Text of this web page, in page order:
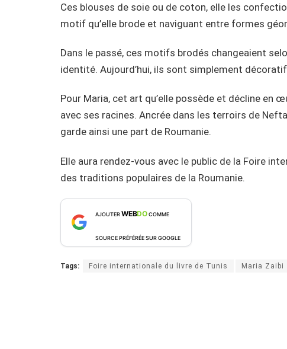
Ces blouses de soie ou de coton, elle les
motif qu’elle brode et naviguant entre formes
Dans le passé, ces motifs brodés changeaient
identité. Aujourd’hui, ils sont simplement
Pour Maria, cet art qu’elle possède et décline en
avec ses racines. Ancrée dans les terroirs de
garde ainsi une part de Roumanie.
Elle aura rendez-vous avec le public de la Foire
des traditions populaires de la Roumanie.
AJOUTERWEBDOCOMME
SOURCE PRÉFÉRÉE SUR GOOGLE
Tags: Foire internationale du livre de Tunis Maria Zaibi